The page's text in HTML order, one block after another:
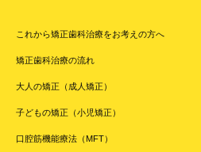
これから矯正歯科治療をお考えの方へ
矯正歯科治療の流れ
大人の矯正（成人矯正）
子どもの矯正（小児矯正）
口腔筋機能療法（MFT）